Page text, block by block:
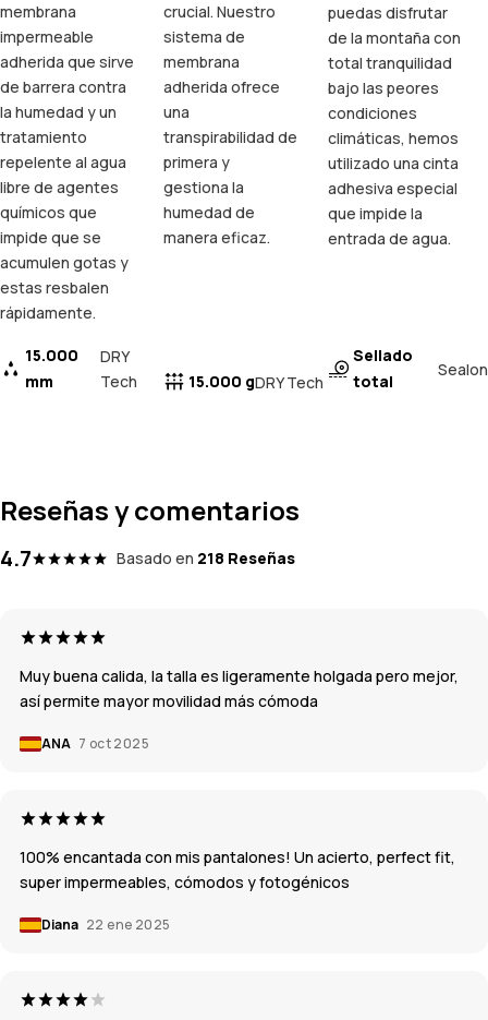
membrana
impermeable
adherida que sirve
de barrera contra
la humedad y un
tratamiento
repelente al agua
libre de agentes
químicos que
impide que se
acumulen gotas y
estas resbalen
rápidamente.
15.000
mm
DRY
Tech
crucial. Nuestro
sistema de
membrana
adherida ofrece
una
transpirabilidad de
primera y
gestiona la
humedad de
manera eficaz.
15.000 gDRY Tech
puedas disfrutar
de la montaña con
total tranquilidad
bajo las peores
condiciones
climáticas, hemos
utilizado una cinta
adhesiva especial
que impide la
entrada de agua.
Sellado
total
Sealon
Reseñas y comentarios
4.7 Basado en 218 Reseñas
Muy buena calida, la talla es ligeramente holgada pero mejor,
así permite mayor movilidad más cómoda
ANA 7 oct 2025
100% encantada con mis pantalones! Un acierto, perfect fit,
super impermeables, cómodos y fotogénicos
Diana 22 ene 2025